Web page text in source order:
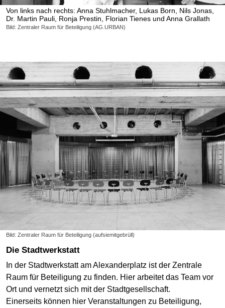
Von links nach rechts: Anna Stuhlmacher, Lukas Born, Nils Jonas,
Dr. Martin Pauli, Ronja Prestin, Florian Tienes und Anna Grallath
Bild: Zentraler Raum für Beteiligung (AG.URBAN)
Bild: Zentraler Raum für Beteiligung (aufsiemitgebrüll)
Die Stadtwerkstatt
In der Stadtwerkstatt am Alexanderplatz ist der Zentrale
Raum für Beteiligung zu finden. Hier arbeitet das Team vor
Ort und vernetzt sich mit der Stadtgesellschaft.
Einerseits können hier Veranstaltungen zu Beteiligung,